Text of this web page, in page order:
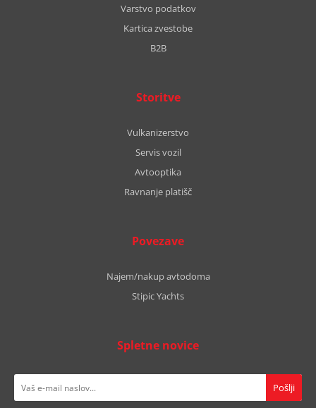
Varstvo podatkov
Kartica zvestobe
B2B
Storitve
Vulkanizerstvo
Servis vozil
Avtooptika
Ravnanje platišč
Povezave
Najem/nakup avtodoma
Stipic Yachts
Spletne novice